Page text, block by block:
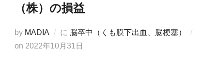
（株）の損益
by MADIA に 脳卒中（くも膜下出血、脳梗塞）
on 投
2022年10月31日